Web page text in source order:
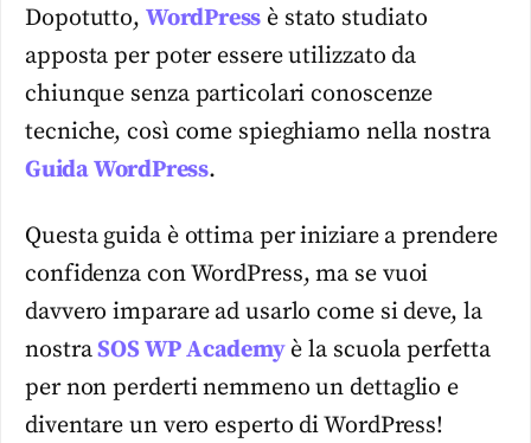
Dopotutto, WordPress è stato studiato
apposta per poter essere utilizzato da
chiunque senza particolari conoscenze
tecniche, così come spieghiamo nella nostra
Guida WordPress.
Questa guida è ottima per iniziare a prendere
confidenza con WordPress, ma se vuoi
davvero imparare ad usarlo come si deve, la
nostraSOS WP Academyè la scuola perfetta
per non perderti nemmeno un dettaglio e
diventare un vero esperto di WordPress!